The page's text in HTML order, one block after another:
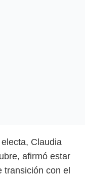
Claudia
afirmó estar
transición con el